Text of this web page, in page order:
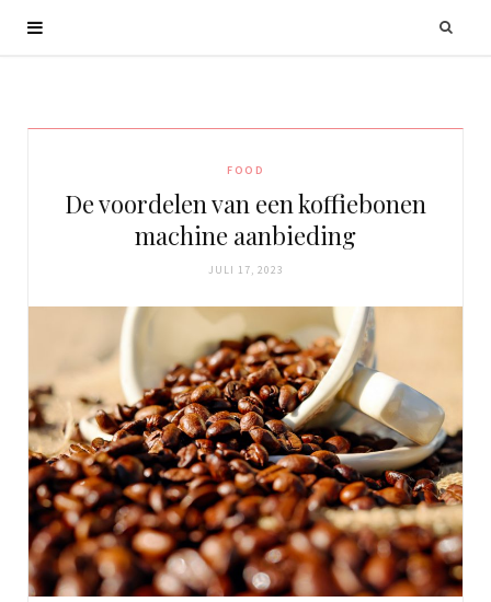
FOOD
De voordelen van een koffiebonen
machine aanbieding
JULI 17, 2023